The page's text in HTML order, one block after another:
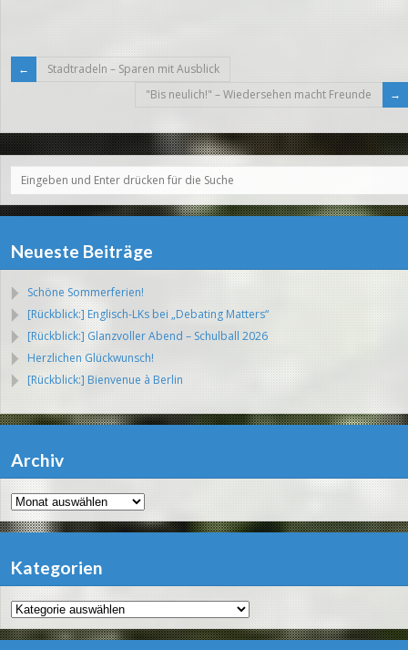
Stadtradeln – Sparen mit Ausblick
"Bis neulich!" – Wiedersehen macht Freunde
Neueste Beiträge
Schöne Sommerferien!
[Rückblick:] Englisch-LKs bei „Debating Matters“
[Rückblick:] Glanzvoller Abend – Schulball 2026
Herzlichen Glückwunsch!
[Rückblick:] Bienvenue à Berlin
Archiv
Archiv
Kategorien
Kategorien